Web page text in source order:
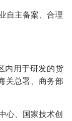
自主备案、合理
内用于研发的货
关总署、商务部
心、国家技术创